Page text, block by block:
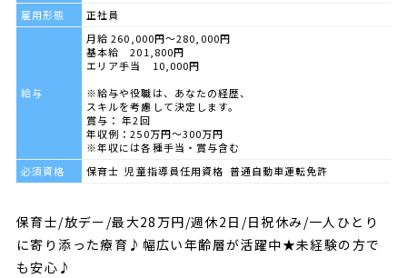
雇用形態
正社員
給与
月給 260,000円～280,000円
基本給 201,800円
エリア手当 10,000円
※給与や役職は、あなたの経歴、
スキルを考慮して決定します。
賞与： 年2回
年収例：250万円〜300万円
※年収には各種手当・賞与含む
必須資格
保育士 児童指導員任用資格 普通自動車運転免許
保育士/放デー/最大28万円/週休2日/日祝休み/一人ひとり
に寄り添った療育♪幅広い年齢層が活躍中★未経験の方で
も安心♪